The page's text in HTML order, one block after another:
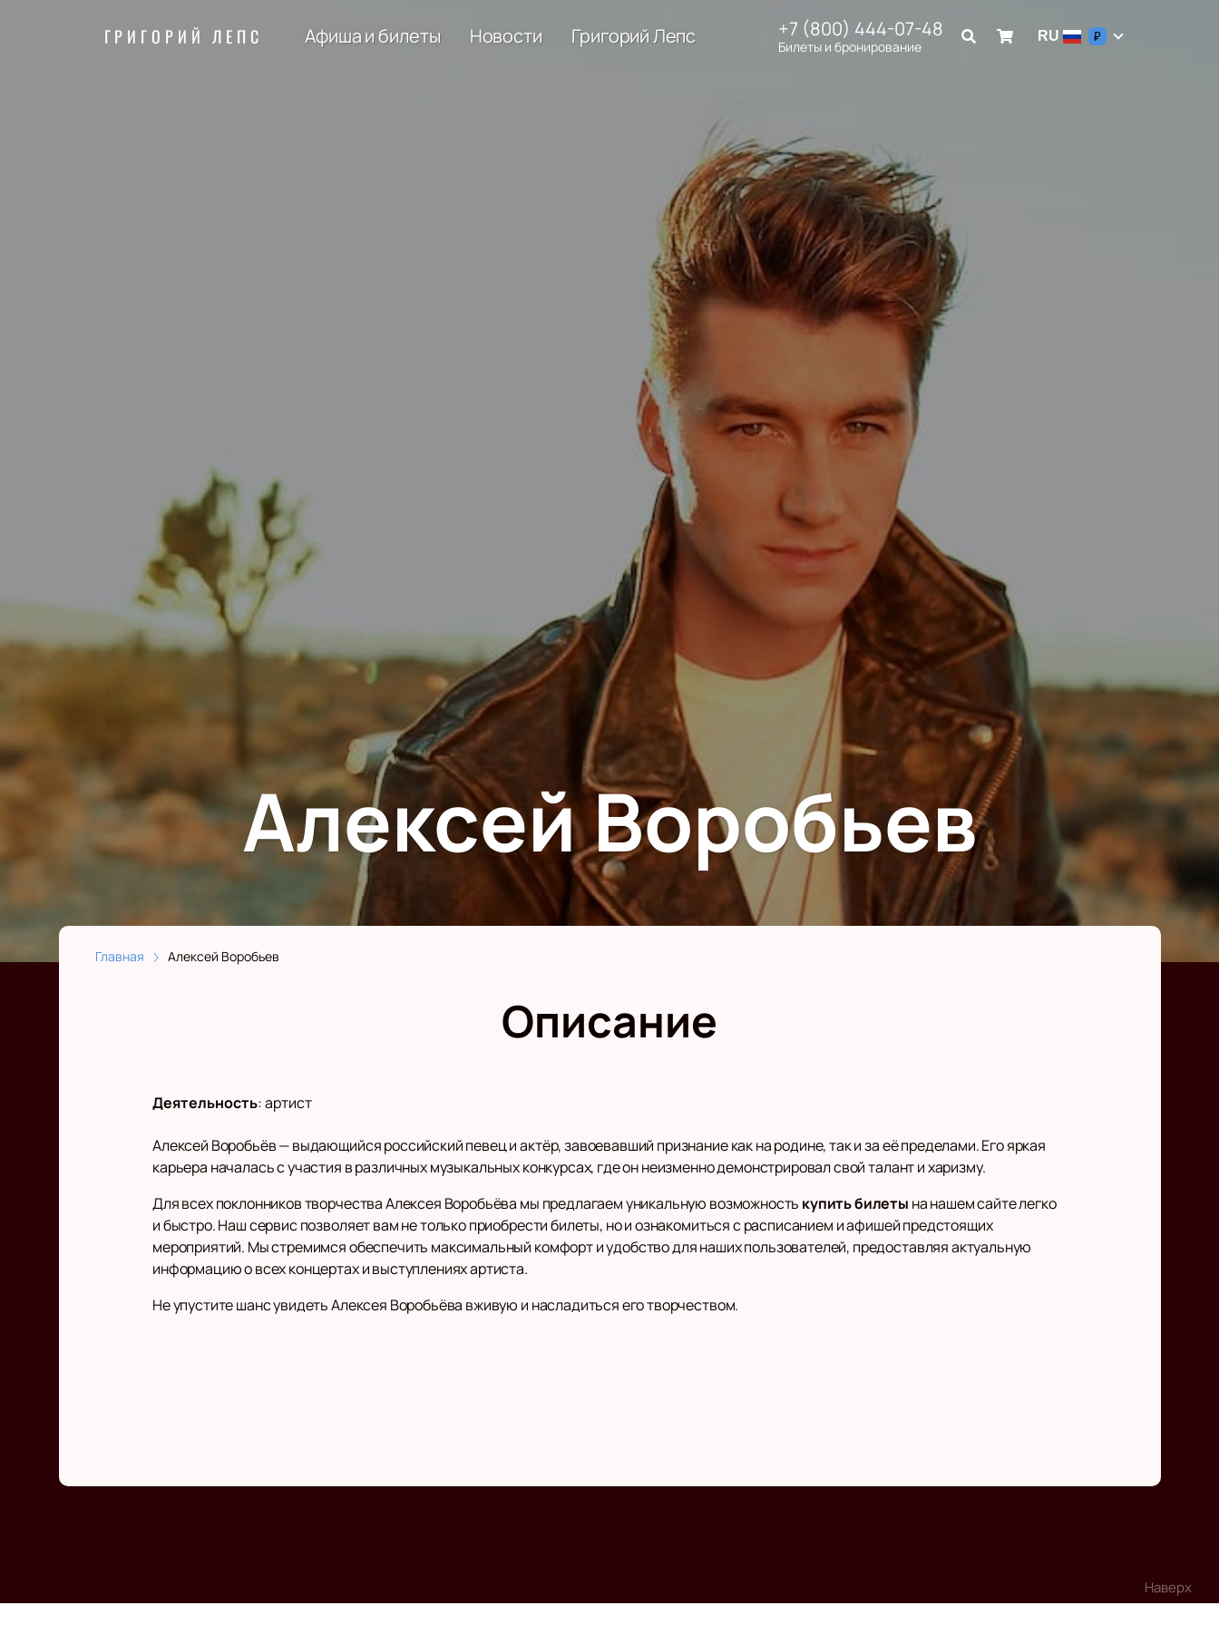
ГРИГОРИЙ ЛЕПС Афиша и билеты Новости Григорий Лепс +7 (800) 444-07-48
Билеты и бронирование
RU ₽
Алексей Воробьев
Главная Алексей Воробьев
Описание
Деятельность:артист
Алексей Воробьёв — выдающийся российский певец и актёр, завоевавший признание как на родине, так и за её пределами. Его яркая
карьера началась с участия в различных музыкальных конкурсах, где он неизменно демонстрировал свой талант и харизму.
Для всех поклонников творчества Алексея Воробьёва мы предлагаем уникальную возможность купить билеты на нашем сайте легко
и быстро. Наш сервис позволяет вам не только приобрести билеты, но и ознакомиться с расписанием и афишей предстоящих
мероприятий. Мы стремимся обеспечить максимальный комфорт и удобство для наших пользователей, предоставляя актуальную
информацию о всех концертах и выступлениях артиста.
Не упустите шанс увидеть Алексея Воробьёва вживую и насладиться его творчеством.
Наверх